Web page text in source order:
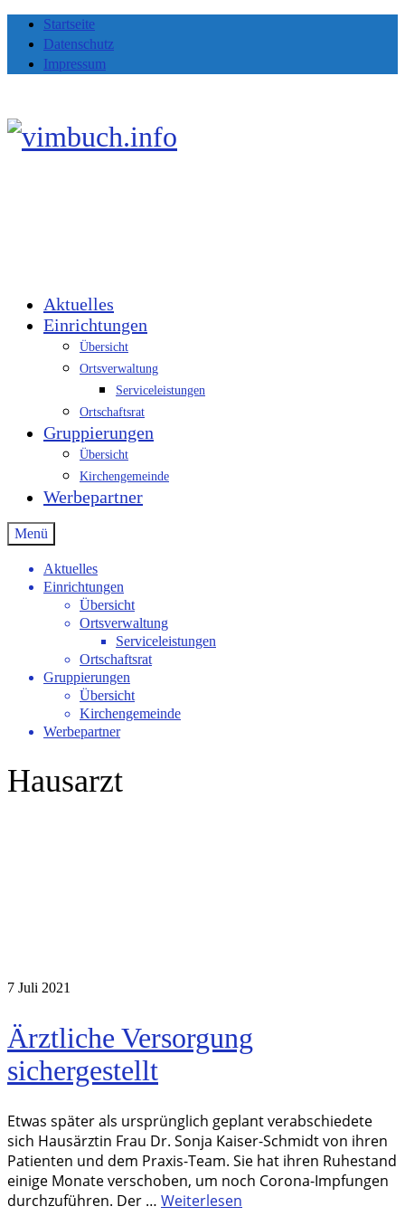
Startseite
Datenschutz
Impressum
Aktuelles
Einrichtungen
Übersicht
Ortsverwaltung
Serviceleistungen
Ortschaftsrat
Gruppierungen
Übersicht
Kirchengemeinde
Werbepartner
Menü
Aktuelles
Einrichtungen
Übersicht
Ortsverwaltung
Serviceleistungen
Ortschaftsrat
Gruppierungen
Übersicht
Kirchengemeinde
Werbepartner
Hausarzt
7 Juli 2021
Ärztliche Versorgung
sichergestellt
Etwas später als ursprünglich geplant verabschiedete
sich Hausärztin Frau Dr. Sonja Kaiser-Schmidt von ihren
Patienten und dem Praxis-Team. Sie hat ihren Ruhestand
einige Monate verschoben, um noch Corona-Impfungen
durchzuführen. Der … Weiterlesen